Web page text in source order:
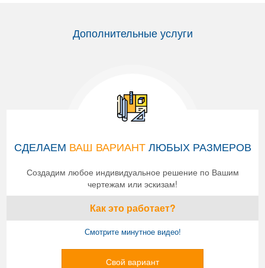
Дополнительные услуги
СДЕЛАЕМ ВАШ ВАРИАНТЛЮБЫХ РАЗМЕРОВ
Создадим любое индивидуальное решение по Вашим
чертежам или эскизам!
Как это работает?
Смотрите минутное видео!
Свой вариант